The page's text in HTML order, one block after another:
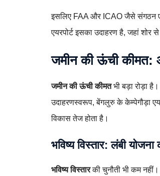
इसलिए FAA और ICAO जैसे संगठन
एयरपोर्ट इसका उदाहरण है, जहां
जमीन की ऊंची कीमत:
जमीन की ऊंची कीमतभी बड़ा रोड़ा
उदाहरणस्वरूप, बेंगलुरु के केम्पेगौड़ा
विकास तेज होता है।
भविष्य विस्तार: लंबी योजना
भविष्य विस्तारकी चुनौती भी कम नहीं।